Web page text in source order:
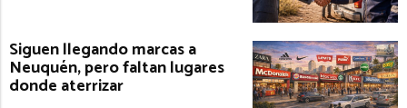
Siguen llegando marcas a
Neuquén, pero faltan lugares
donde aterrizar